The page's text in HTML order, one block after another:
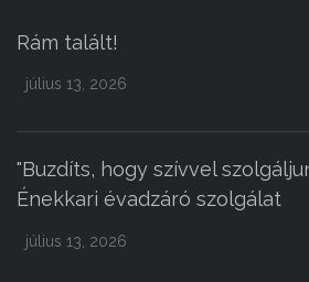
Rám talált!
július 13, 2026
"Buzdíts, hogy szívvel
Énekkari évadzáró szolgálat
július 13, 2026